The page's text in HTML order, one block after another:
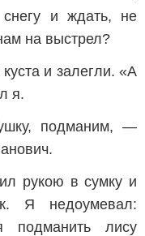
и ждать, не
на выстрел?
и залегли. «А
я.
подманим, —
рукою в сумку и
Я недоумевал:
подманить лису